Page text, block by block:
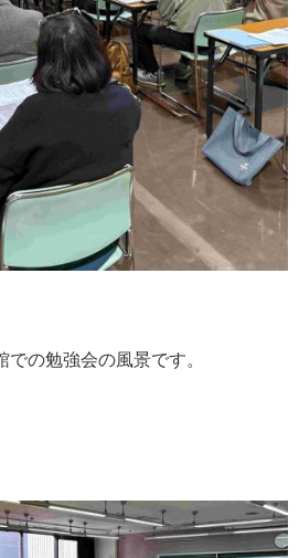
での勉強会の風景です。